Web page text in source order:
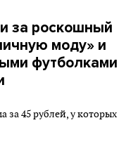
за роскошный
моду» и
футболками